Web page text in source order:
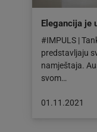
Elegancija je
#IMPULS |
predstavljaju
namještaja.
svom…
Objava
01.11.2021